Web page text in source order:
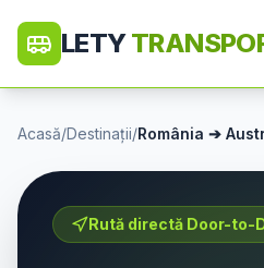
LETY
Acasă/Destinații/România ➔
Rută directă Door-to-